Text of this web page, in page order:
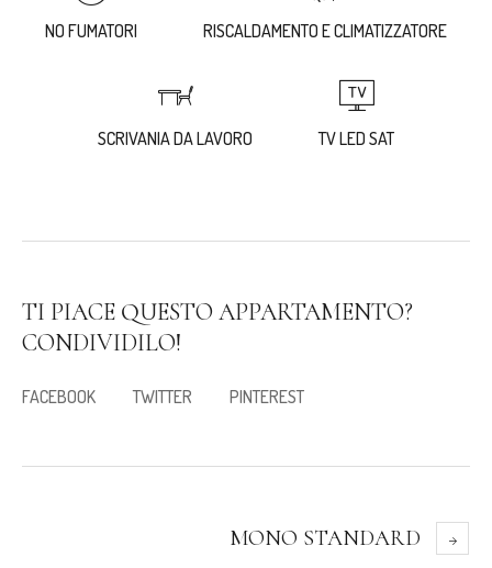
NO FUMATORI RISCALDAMENTO E CLIMATIZZATORE
SCRIVANIA DA LAVORO TV LED SAT
TI PIACE QUESTO APPARTAMENTO?
CONDIVIDILO!
FACEBOOK TWITTER PINTEREST
MONO STANDARD